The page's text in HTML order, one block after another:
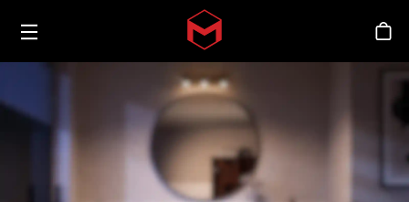
Skip to main content
Toggle menu
シ